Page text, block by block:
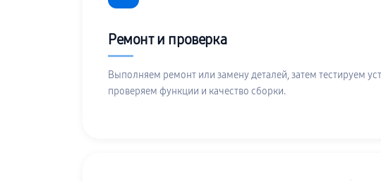
Ремонт и проверка
Выполняем ремонт или замену деталей, затем тестируем
проверяем функции и качество сборки.